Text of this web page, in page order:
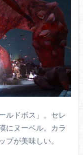
ルドボス」。セレ
にヌーベル。カラ
プが美味しい。